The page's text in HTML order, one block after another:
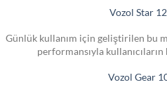
Vozol Star
Günlük kullanım için geliştirilen bu
performansıyla
Vozol Gear